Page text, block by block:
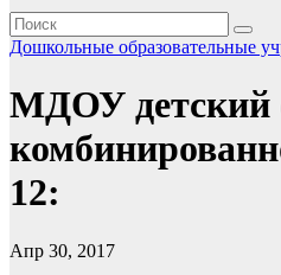
Дошкольные образовательные
МДОУ детский
12:
Апр 30, 2017